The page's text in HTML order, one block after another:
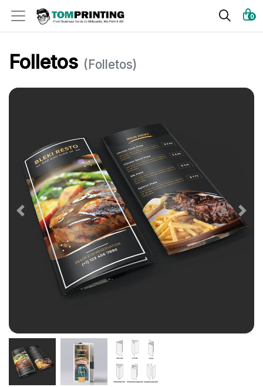
0
Folletos (Folletos)